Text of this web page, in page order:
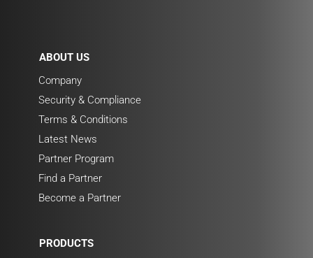
ABOUT US
Company
Security & Compliance
Terms & Conditions
Latest News
Partner Program
Find a Partner
Become a Partner
PRODUCTS